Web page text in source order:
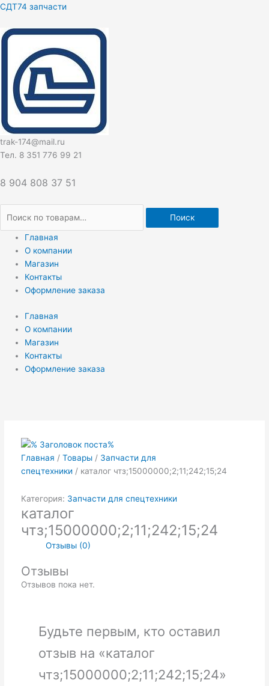
Перейти
содержимому
СДТ74 запчасти
trak-174@mail.ru
Тел. 8 351 776 99 21
8 904 808 37 51
Искать:
Поиск
Главная
О компании
Магазин
Контакты
Оформление заказа
Главная
О компании
Магазин
Контакты
Оформление заказа
Главная / Товары/ Запчасти для
спецтехники / каталог чтз;15000000;2;11;242;15;24
Категория: Запчасти для спецтехники
каталог
чтз;15000000;2;11;242;15;24
Отзывы (0)
Отзывы
Отзывов пока нет.
Будьте первым, кто оставил
отзыв на «каталог
чтз;15000000;2;11;242;15;24»